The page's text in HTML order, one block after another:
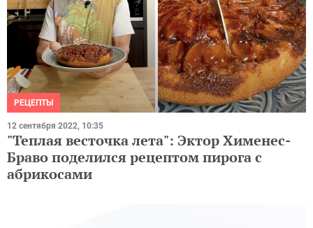
РЕЦЕПТЫ
12 сентября 2022, 10:35
"Теплая весточка лета": Эктор Хименес-
Браво поделился рецептом пирога с
абрикосами